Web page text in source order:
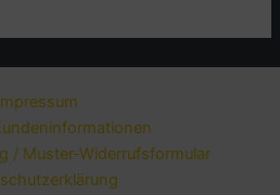
/ Muster-Widerrufsformular